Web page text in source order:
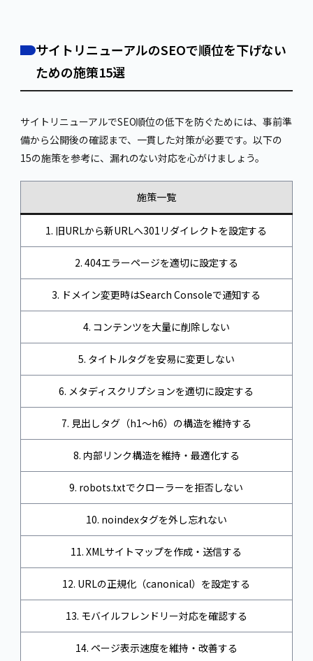
サイトリニューアルのSEOで順位を下げない
ための施策15選
サイトリニューアルでSEO順位の低下を防ぐためには、事前準
備から公開後の確認まで、一貫した対策が必要です。以下の
15の施策を参考に、漏れのない対応を心がけましょう。
施策一覧
1. 旧URLから新URLへ301リダイレクトを設定する
2. 404エラーページを適切に設定する
3. ドメイン変更時はSearch Consoleで通知する
4. コンテンツを大量に削除しない
5. タイトルタグを安易に変更しない
6. メタディスクリプションを適切に設定する
7. 見出しタグ（h1〜h6）の構造を維持する
8. 内部リンク構造を維持・最適化する
9. robots.txtでクローラーを拒否しない
10. noindexタグを外し忘れない
11. XMLサイトマップを作成・送信する
12. URLの正規化（canonical）を設定する
13. モバイルフレンドリー対応を確認する
14. ページ表示速度を維持・改善する